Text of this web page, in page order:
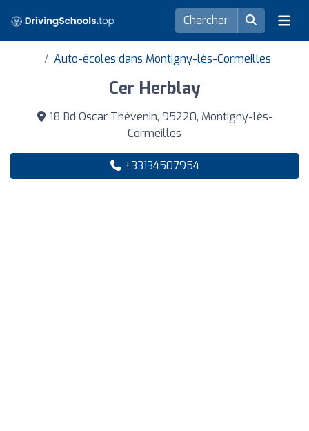
Auto-écoles dans Montigny-lès-Cormeilles
Cer Herblay
18 Bd Oscar Thévenin, 95220, Montigny-lès-
Cormeilles
+33134507954